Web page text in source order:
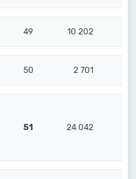
49 10 202
50 2 701
51 24 042